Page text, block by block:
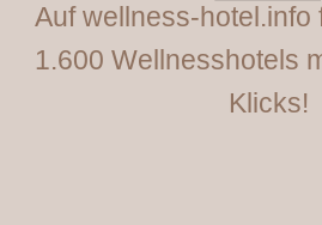
Auf wellness-hotel.info
1.600 Wellnesshotels
Klicks!